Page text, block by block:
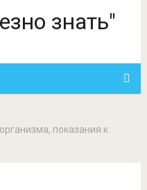
знать"
показания к